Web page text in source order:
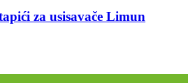
za usisavače Limun